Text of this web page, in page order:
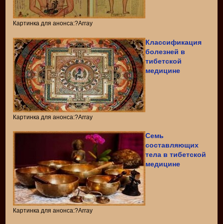
Картинка для анонса:?Array
Классификация
болезней в
тибетской
медицине
Картинка для анонса:?Array
Семь
составляющих
тела в тибетской
медицине
Картинка для анонса:?Array